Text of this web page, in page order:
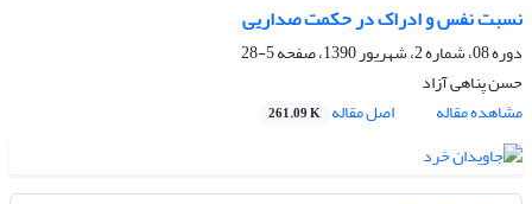
نسبت نفس و ادراک در حکمت صداریی
دوره 08، شماره 2، شهریور 1390، صفحه
5-28
حسن پناهی آزاد
مشاهده مقاله
اصل مقاله 261.09 K